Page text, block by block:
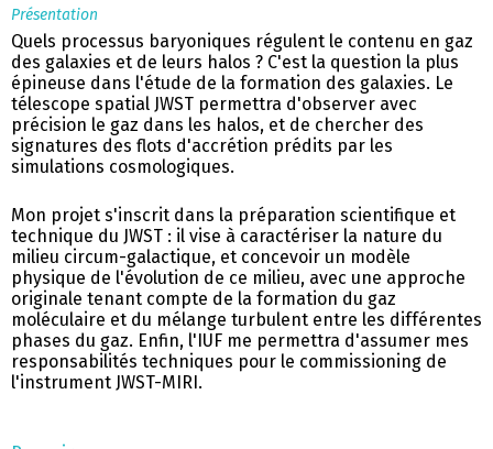
Présentation
Quels processus baryoniques régulent le contenu en gaz
des galaxies et de leurs halos ? C'est la question la plus
épineuse dans l'étude de la formation des galaxies. Le
télescope spatial JWST permettra d'observer avec
précision le gaz dans les halos, et de chercher des
signatures des flots d'accrétion prédits par les
simulations cosmologiques.
Mon projet s'inscrit dans la préparation scientifique et
technique du JWST : il vise à caractériser la nature du
milieu circum-galactique, et concevoir un modèle
physique de l'évolution de ce milieu, avec une approche
originale tenant compte de la formation du gaz
moléculaire et du mélange turbulent entre les différentes
phases du gaz. Enfin, l'IUF me permettra d'assumer mes
responsabilités techniques pour le commissioning de
l'instrument JWST-MIRI.